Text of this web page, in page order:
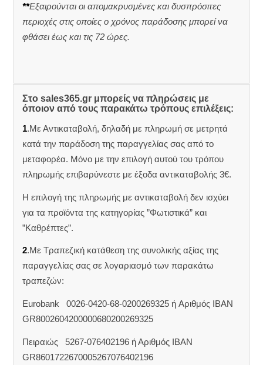
**Εξαιρούνται οι απομακρυσμένες και δυσπρόσιτες
περιοχές στις οποίες ο χρόνος παράδοσης μπορεί να
φθάσει έως και τις 72 ώρες.
Στο sales365.gr μπορείς να πληρώσεις με
όποιον από τους παρακάτω τρόπους επιλέξεις:
1.Με Αντικαταβολή, δηλαδή με πληρωμή σε μετρητά
κατά την παράδοση της παραγγελίας σας από το
μεταφορέα. Μόνο με την επιλογή αυτού του τρόπου
πληρωμής επιβαρύνεστε με έξοδα αντικαταβολής 3€.
Η επιλογή της πληρωμής με αντικαταβολή δεν ισχύει
για τα προϊόντα της κατηγορίας ”Φωτιστικά” και
”Καθρέπτες”.
2.Με Τραπεζική κατάθεση της συνολικής αξίας της
παραγγελίας σας σε λογαριασμό των παρακάτω
τραπεζών:
Eurobank 0026-0420-68-0200269325 ή Aριθμός IBAN
GR8002604200000680200269325
Πειραιώς 5267-076402196 ή Αριθμός IBAN
GR8601722670005267076402196